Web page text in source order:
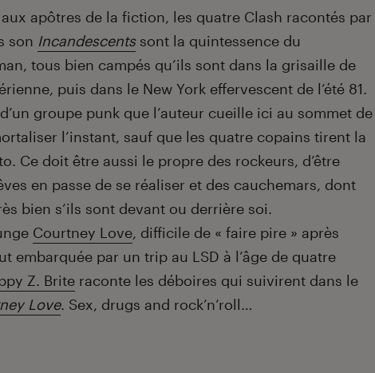
aux apôtres de la fiction, les quatre Clash racontés par
son Incandescentssont la quintessence du
tous bien campés qu’ils sont dans la grisaille de
puis dans le New York effervescent de l’été 81.
groupe punk que l’auteur cueille ici au sommet de
l’instant, sauf que les quatre copains tirent la
Ce doit être aussi le propre des rockeurs, d’être
en passe de se réaliser et des cauchemars, dont
bien s’ils sont devant ou derrière soi.
Courtney Love, difficile de « faire pire » après
embarquée par un trip au LSD à l’âge de quatre
Z. Brite raconte les déboires qui suivirent dans le
Love. Sex, drugs and rock’n’roll…